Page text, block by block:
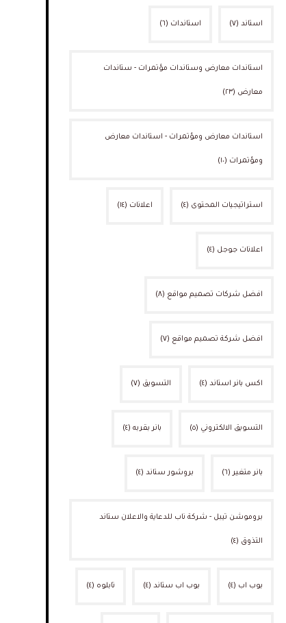
استاند(٧) استاندات (٦)
استاندات معارض وستاندات مؤتمرات - ستاندات
معارض (٢٣)
استاندات معارض ومؤتمرات - استاندات معارض
ومؤتمرات (١٠)
استراتيجيات المحتوى (٤) اعلانات (١٤)
اعلانات جوجل (٤)
افضل شركات تصميم مواقع (٨)
افضل شركة تصميم مواقع (٧)
اكس بانر استاند(٤) التسويق (٧)
التسويق الالكتروني (٥) بانر بقربه(٤)
بانر متغير (٦) بروشور ستاند(٤)
بروموشن تيبل - شركة ناب للدعاية والاعلان ستاند
التذوق (٤)
بوب اب (٤) بوب اب ستاند(٤) تابلوه (٤)